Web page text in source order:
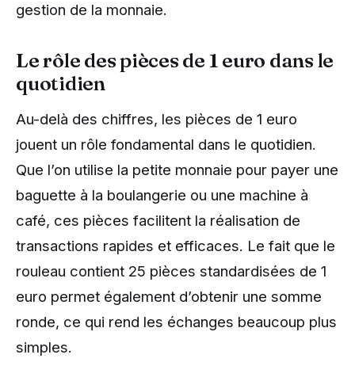
gestion de la monnaie.
Le rôle des pièces de 1 euro dans le
quotidien
Au-delà des chiffres, les pièces de 1 euro
jouent un rôle fondamental dans le quotidien.
Que l’on utilise la petite monnaie pour payer une
baguette à la boulangerie ou une machine à
café, ces pièces facilitent la réalisation de
transactions rapides et efficaces. Le fait que le
rouleau contient 25 pièces standardisées de 1
euro permet également d’obtenir une somme
ronde, ce qui rend les échanges beaucoup plus
simples.